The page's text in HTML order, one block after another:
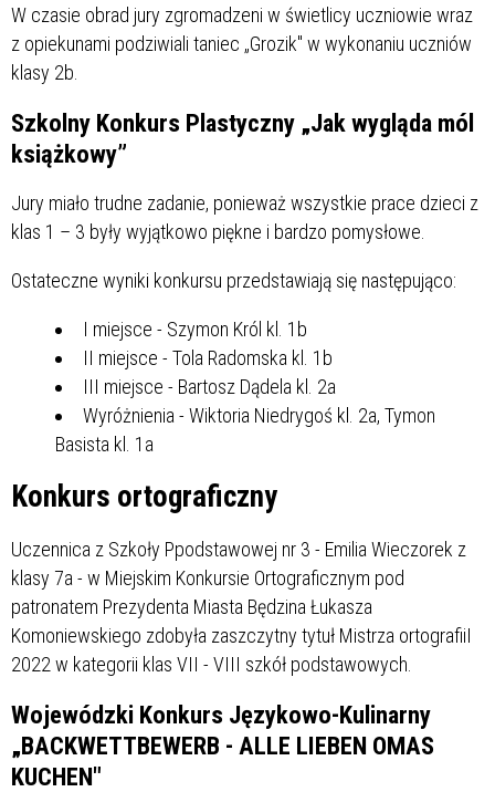
W czasie obrad jury zgromadzeni w świetlicy uczniowie wraz
z opiekunami podziwiali taniec „Grozik" w wykonaniu uczniów
klasy 2b.
Szkolny Konkurs Plastyczny „Jak wygląda mól
książkowy”
Jury miało trudne zadanie, ponieważ wszystkie prace dzieci z
klas 1 – 3 były wyjątkowo piękne i bardzo pomysłowe.
Ostateczne wyniki konkursu przedstawiają się następująco:
I miejsce - Szymon Król kl. 1b
II miejsce - Tola Radomska kl. 1b
III miejsce - Bartosz Dądela kl. 2a
Wyróżnienia - Wiktoria Niedrygoś kl. 2a, Tymon
Basista kl. 1a
Konkurs ortograficzny
Uczennica z Szkoły Ppodstawowej nr 3 - Emilia Wieczorek z
klasy 7a - w Miejskim Konkursie Ortograficznym pod
patronatem Prezydenta Miasta Będzina Łukasza
Komoniewskiego zdobyła zaszczytny tytuł Mistrza ortografiiI
2022 w kategorii klas VII - VIII szkół podstawowych.
Wojewódzki Konkurs Językowo-Kulinarny
„BACKWETTBEWERB - ALLE LIEBEN OMAS
KUCHEN"